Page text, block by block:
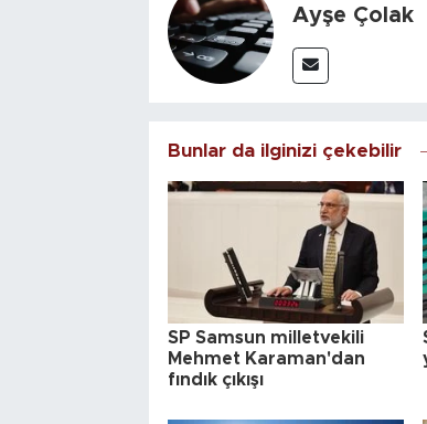
Ayşe Çolak
Bunlar da ilginizi çekebilir
SP Samsun milletvekili
Mehmet Karaman'dan
fındık çıkışı